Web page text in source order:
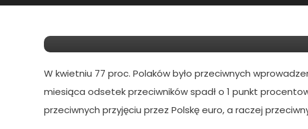
W kwietniu 77 proc. Polaków było przeciwnych
miesiąca odsetek przeciwników spadł o 1 punkt
przeciwnych przyjęciu przez Polskę euro, a raczej